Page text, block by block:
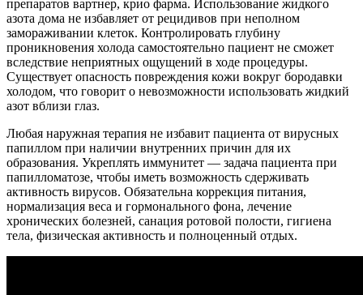
препаратов вартнер, крио фарма. Использование жидкого
азота дома не избавляет от рецидивов при неполном
замораживании клеток. Контролировать глубину
проникновения холода самостоятельно пациент не сможет
вследствие неприятных ощущений в ходе процедуры.
Существует опасность повреждения кожи вокруг бородавки
холодом, что говорит о невозможности использовать жидкий
азот вблизи глаз.
Любая наружная терапия не избавит пациента от вирусных
папиллом при наличии внутренних причин для их
образования. Укреплять иммунитет — задача пациента при
папилломатозе, чтобы иметь возможность сдерживать
активность вирусов. Обязательна коррекция питания,
нормализация веса и гормонального фона, лечение
хронических болезней, санация ротовой полости, гигиена
тела, физическая активность и полноценный отдых.